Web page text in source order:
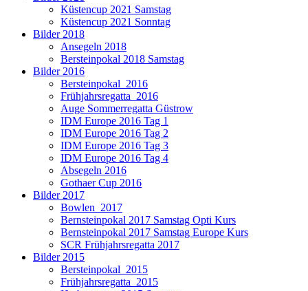
Küstencup 2021 Samstag
Küstencup 2021 Sonntag
Bilder 2018
Ansegeln 2018
Bersteinpokal 2018 Samstag
Bilder 2016
Bersteinpokal_2016
Frühjahrsregatta_2016
Auge Sommerregatta Güstrow
IDM Europe 2016 Tag 1
IDM Europe 2016 Tag 2
IDM Europe 2016 Tag 3
IDM Europe 2016 Tag 4
Absegeln 2016
Gothaer Cup 2016
Bilder 2017
Bowlen_2017
Bernsteinpokal 2017 Samstag Opti Kurs
Bernsteinpokal 2017 Samstag Europe Kurs
SCR Frühjahrsregatta 2017
Bilder 2015
Bersteinpokal_2015
Frühjahrsregatta_2015